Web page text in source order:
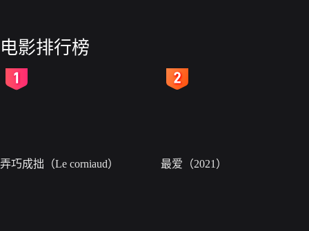
电影排行榜
弄巧成拙（Le corniaud） 最爱（2021）